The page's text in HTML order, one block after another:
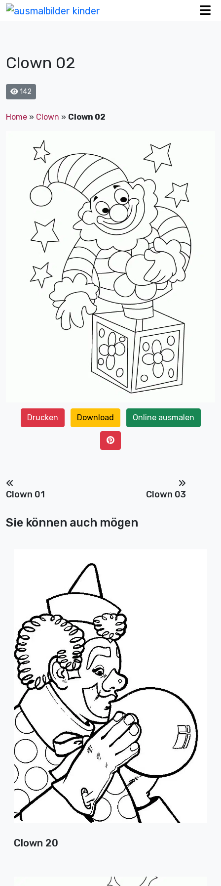
Clown 02
142
Home » Clown » Clown 02
Drucken Download Online ausmalen
Clown 01 Clown 03
Sie können auch mögen
Clown 20